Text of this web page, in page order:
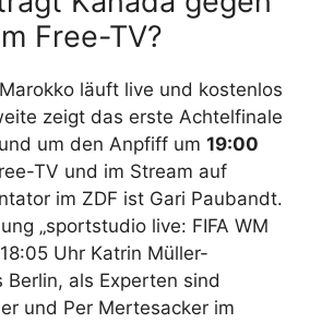
Free-TV?
läuft live und kostenlos
zeigt das erste Achtelfinale
um den Anpfiff um 19:00
TV und im Stream auf
im ZDF ist Gari Paubandt.
„sportstudio live: FIFA WM
Uhr Katrin Müller-
Berlin, als Experten sind
und Per Mertesacker im